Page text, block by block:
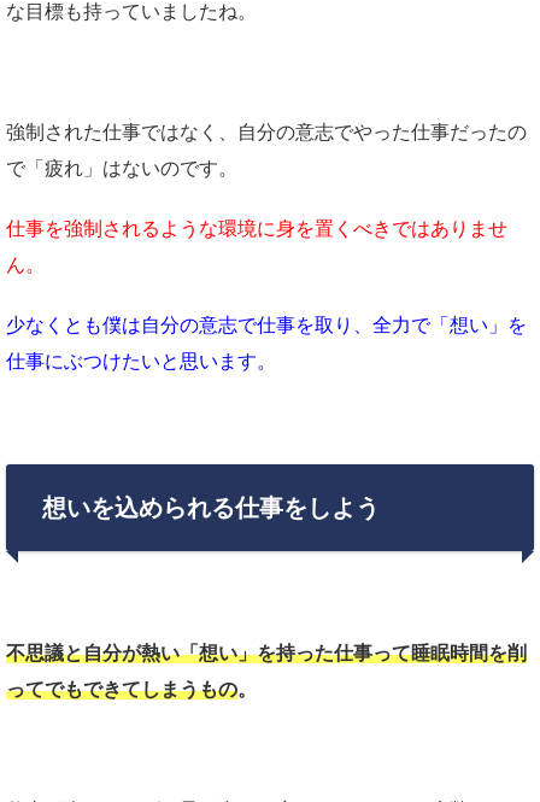
な目標も持っていましたね。
強制された仕事ではなく、自分の意志でやった仕事だったの
で「疲れ」はないのです。
仕事を強制されるような環境に身を置くべきではありませ
ん。
少なくとも僕は自分の意志で仕事を取り、全力で「想い」を
仕事にぶつけたいと思います。
想いを込められる仕事をしよう
不思議と自分が熱い「想い」を持った仕事って睡眠時間を削
ってでもできてしまうもの。